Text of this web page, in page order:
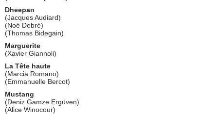
Dheepan
(Jacques Audiard)
(Noé Debré)
(Thomas Bidegain)
Marguerite
(Xavier Giannoli)
La Tête haute
(Marcia Romano)
(Emmanuelle Bercot)
Mustang
(Deniz Gamze Ergüven)
(Alice Winocour)